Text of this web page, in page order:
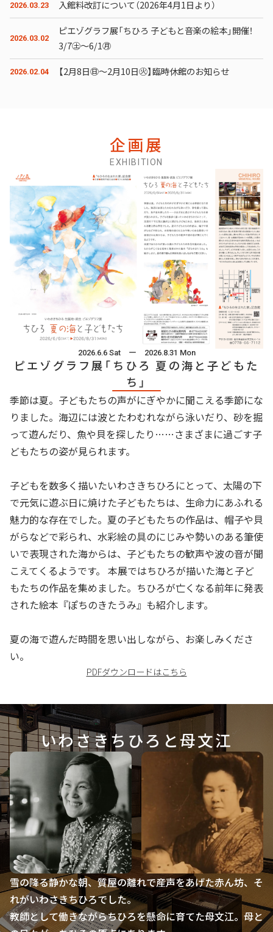
2026.03.23 入館料改訂について（2026年4月1日より）
2026.03.02
ピエゾグラフ展「ちひろ 子どもと音楽の絵本」開催！
3/7㊏～6/1㊊
2026.02.04 【2月8日㊐〜2月10日㊋】臨時休館のお知らせ
企画展
EXHIBITION
2026.6.6 Sat ー 2026.8.31 Mon
ピエゾグラフ展「ちひろ 夏の海と子どもた
ち」
季節は夏。子どもたちの声がにぎやかに聞こえる季節にな
りました。海辺には波とたわむれながら泳いだり、砂を掘
って遊んだり、魚や貝を探したり……さまざまに過ごす子
どもたちの姿が見られます。
子どもを数多く描いたいわさきちひろにとって、太陽の下
で元気に遊ぶ日に焼けた子どもたちは、生命力にあふれる
魅力的な存在でした。夏の子どもたちの作品は、帽子や貝
がらなどで彩られ、水彩絵の具のにじみや勢いのある筆使
いで表現された海からは、子どもたちの歓声や波の音が聞
こえてくるようです。 本展ではちひろが描いた海と子ど
もたちの作品を集めました。ちひろが亡くなる前年に発表
された絵本『ぽちのきたうみ』も紹介します。
夏の海で遊んだ時間を思い出しながら、お楽しみくださ
い。
PDFダウンロードはこちら
いわさきちひろと母文江
雪の降る静かな朝、質屋の離れで産声をあげた赤ん坊、そ
れがいわさきちひろでした。
教師として働きながらちひろを懸命に育てた母文江。母と